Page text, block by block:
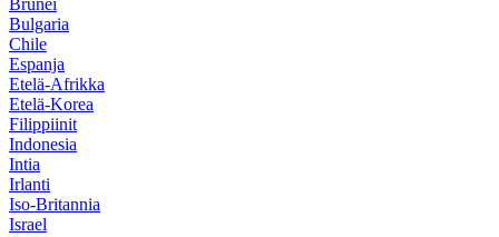
Brunei
Bulgaria
Chile
Espanja
Etelä-Afrikka
Etelä-Korea
Filippiinit
Indonesia
Intia
Irlanti
Iso-Britannia
Israel